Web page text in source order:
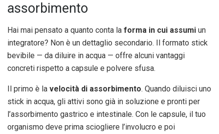
assorbimento
Hai mai pensato a quanto conta la forma in cui assumi un
integratore? Non è un dettaglio secondario. Il formato stick
bevibile — da diluire in acqua — offre alcuni vantaggi
concreti rispetto a capsule e polvere sfusa.
Il primo è la velocità di assorbimento. Quando diluisci uno
stick in acqua, gli attivi sono già in soluzione e pronti per
l’assorbimento gastrico e intestinale. Con le capsule, il tuo
organismo deve prima sciogliere l’involucro e poi